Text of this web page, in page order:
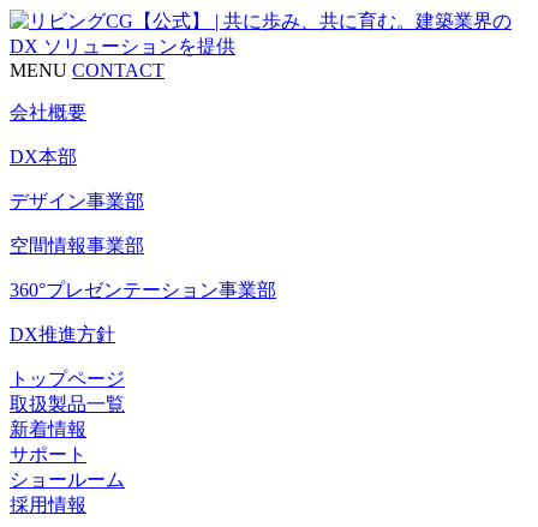
MENU CONTACT
会社概要
DX本部
デザイン事業部
空間情報事業部
360°プレゼンテーション事業部
DX推進方針
トップページ
取扱製品一覧
新着情報
サポート
ショールーム
採用情報